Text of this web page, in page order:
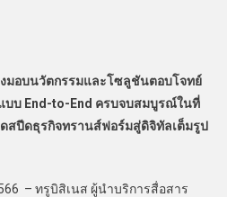
งมอบนวัตกรรมและโซลูชันตอบโจทย์
บบ End-to-End ครบจบสมบูรณ์ในที่
สปีดธุรกิจทรานส์ฟอร์มสู่ดิจิทัลเต็มรูป
– ทรูบิสิเนส ผู้นำบริการสื่อสาร